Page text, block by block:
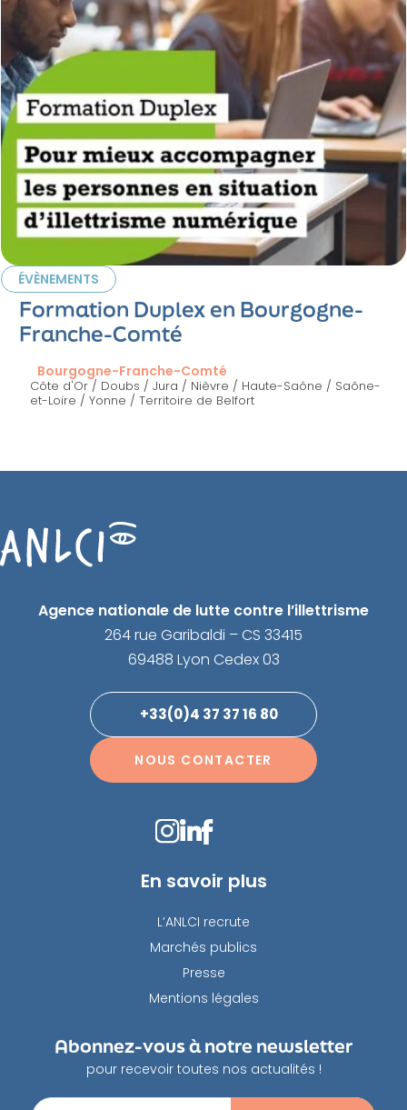
ÉVÈNEMENTS
Formation Duplex en Bourgogne-
Franche-Comté
Bourgogne-Franche-Comté
Côte d'Or / Doubs / Jura / Nièvre / Haute-Saône / Saône-
et-Loire / Yonne / Territoire de Belfort
Agence nationale de lutte contre l’illettrisme
264 rue Garibaldi – CS 33415
69488 Lyon Cedex 03
+33(0)4 37 37 16 80
NOUS CONTACTER
En savoir plus
L’ANLCI recrute
Marchés publics
Presse
Mentions légales
Abonnez-vous à notre newsletter
pour recevoir toutes nos actualités !